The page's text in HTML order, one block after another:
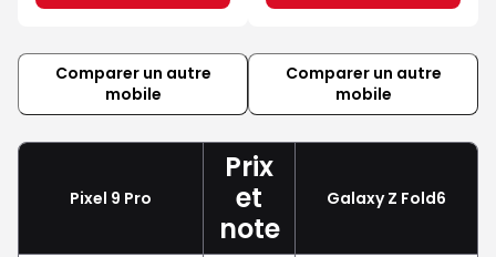
Comparer un autre
mobile
Comparer un autre
mobile
Pixel 9 Pro
Prix
et
note
Galaxy Z Fold6